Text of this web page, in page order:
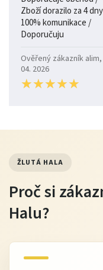
Zboží dorazilo za 4
100% komunikace /
Doporučuju
Ověřený zákazník alim,
04. 2026
★★★★★
★★★★★
ŽLUTÁ HALA
Proč si
Halu?